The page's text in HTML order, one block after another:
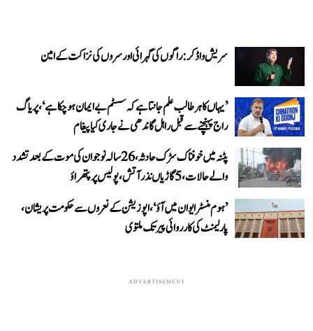
سریش واڈکر: راگوں کی گہرائی اور سروں کی نزاکت کے امین
’یہاں کا ہر طالب علم جانتا ہے کہ سسٹم بے ایمان ہو چکا ہے‘، پریاگ
راج پہنچنے سے قبل راہل گاندھی نے جاری کیا پیغام
پٹنہ میں خوفناک سڑک حادثہ، 26 سالہ نوجوان کی موت کے بعد تشدد
والے حالات، 5 گاڑیاں نذر آتش، پولیس پر پتھراؤ
’ہوم منسٹر ایوان میں آؤ‘، اپوزیشن کے نعروں سے حکومت پریشان،
پارلیمنٹ کی کارروائی پیر تک ملتوی
ADVERTISEMENT